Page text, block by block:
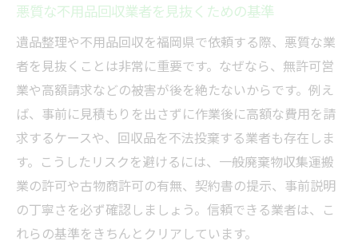
悪質な不用品回収業者を見抜くための基準
遺品整理や不用品回収を福岡県で依頼する際、悪質な業
者を見抜くことは非常に重要です。なぜなら、無許可営
業や高額請求などの被害が後を絶たないからです。例え
ば、事前に見積もりを出さずに作業後に高額な費用を請
求するケースや、回収品を不法投棄する業者も存在しま
す。こうしたリスクを避けるには、一般廃棄物収集運搬
業の許可や古物商許可の有無、契約書の提示、事前説明
の丁寧さを必ず確認しましょう。信頼できる業者は、こ
れらの基準をきちんとクリアしています。